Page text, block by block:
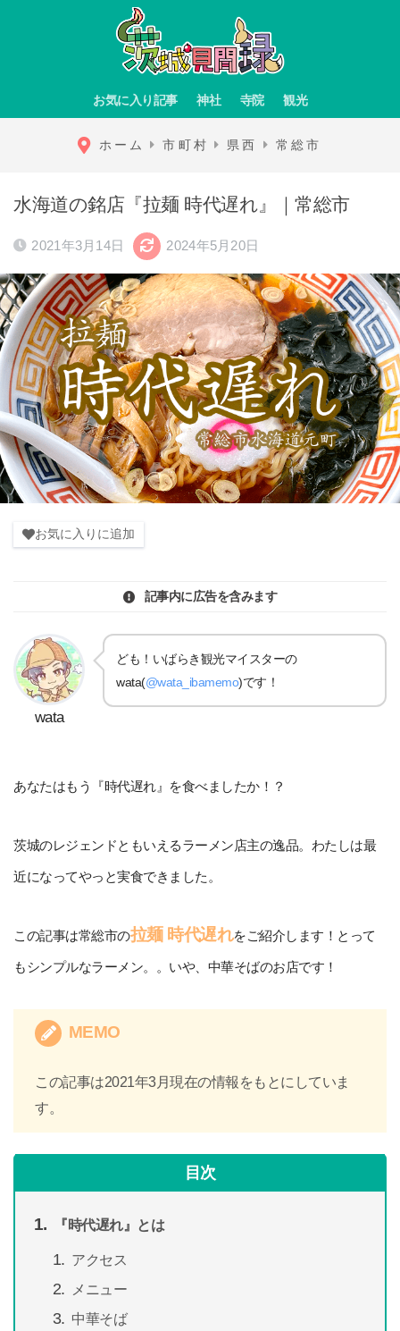
お気に入り記事 神社 寺院 観光
ホーム 市町村 県西 常総市
水海道の銘店『拉麺 時代遅れ』｜常総市
2021年3月14日 2024年5月20日
お気に入りに追加
記事内に広告を含みます
wata
ども！いばらき観光マイスターの
wata(@wata_ibamemo)です！
あなたはもう『時代遅れ』を食べましたか！？
茨城のレジェンドともいえるラーメン店主の逸品。わたしは最
近になってやっと実食できました。
この記事は常総市の拉麺 時代遅れをご紹介します！とって
もシンプルなラーメン。。いや、中華そばのお店です！
MEMO
この記事は2021年3月現在の情報をもとにしていま
す。
目次
『時代遅れ』とは
アクセス
メニュー
中華そば